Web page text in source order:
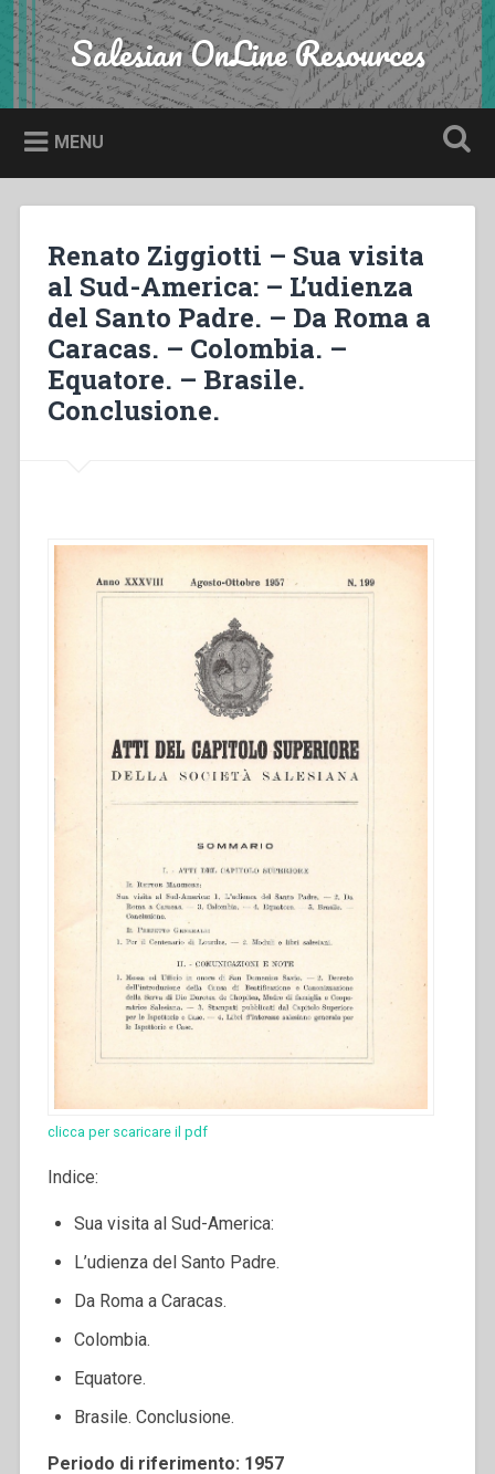
Skip
to
content
Search Salesian OnLine Resources
MENU
Renato Ziggiotti – Sua visita
al Sud-America: – L’udienza
del Santo Padre. – Da Roma a
Caracas. – Colombia. –
Equatore. – Brasile.
Conclusione.
clicca per scaricare il pdf
Indice:
Sua visita al Sud-America:
L’udienza del Santo Padre.
Da Roma a Caracas.
Colombia.
Equatore.
Brasile. Conclusione.
Periodo di riferimento: 1957